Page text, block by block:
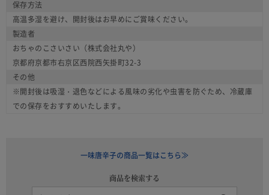
保存方法
高温多湿を避け、開封後はお早めにご賞味ください。
製造者
おちゃのこさいさい（株式会社丸や）
京都府京都市右京区西院西矢掛町32-3
その他
※開封後は吸湿・退色などによる風味の劣化や虫害を防ぐため、冷蔵庫
での保存をおすすめいたします。
一味唐辛子の商品一覧はこちら≫
商品を検索する